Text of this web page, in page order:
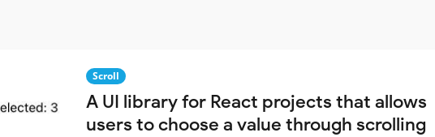
Scroll
A UI library for React projects that allows
users to choose a value through scrolling